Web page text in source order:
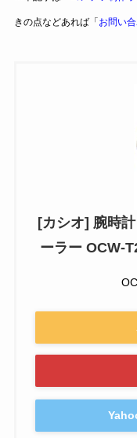
きの点などあれば「お問い
[カシオ] 腕時
ーラー OCW-